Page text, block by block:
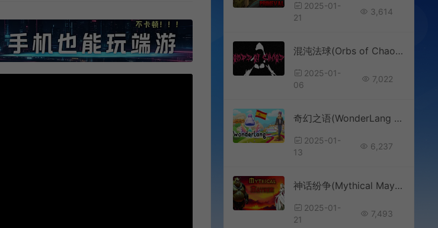
2025-01-
21
3,614
混沌法球(Orbs of Chaos)割草生存动作肉鸽游戏
2025-01-
06
7,022
奇幻之语(WonderLang Spanish)语言教育学习RPG游戏|下载
2025-01-
13
6,237
神话纷争(Mythical Mayhem)奇幻卡牌构筑游戏|下载
2025-01-
21
7,493